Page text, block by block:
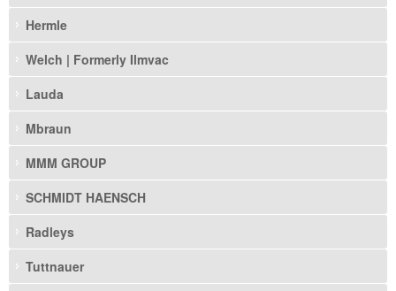
Hermle
Welch | Formerly Ilmvac
Lauda
Mbraun
MMM GROUP
SCHMIDT HAENSCH
Radleys
Tuttnauer